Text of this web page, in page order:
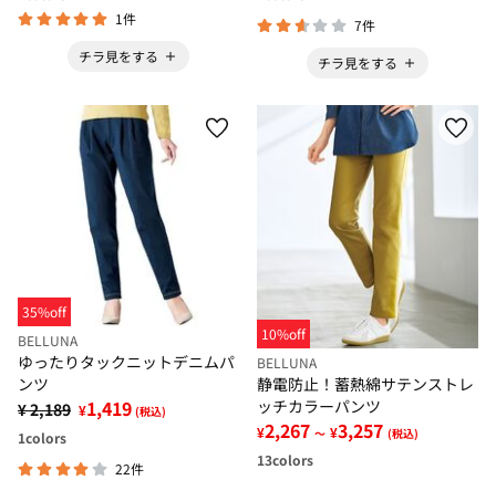
1件
チラ見をする
7件
チラ見をする
35%off
BELLUNA
ゆったりタックニットデニムパ
ンツ
¥ 2,189 ¥1,419 (税込)
1colors
22件
10%off
BELLUNA
静電防止！蓄熱綿サテンストレ
ッチカラーパンツ
¥2,267 ～ ¥3,257 (税込)
13colors